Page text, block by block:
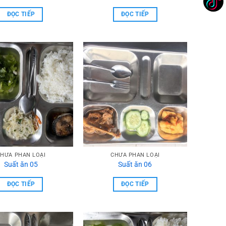
ĐỌC TIẾP ĐỌC TIẾP
PHẦN LOẠI
Suất ăn 05
ĐỌC TIẾP
CHƯA PHẦN LOẠI
Suất ăn 06
ĐỌC TIẾP